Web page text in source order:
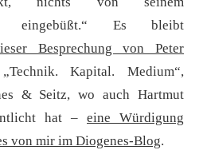
eingebüßt.“ Es bleibt
Besprechung von Peter
Kapital. Medium“,
& Seitz, wo auch Hartmut
hat – eine Würdigung
von mir im Diogenes-Blog.